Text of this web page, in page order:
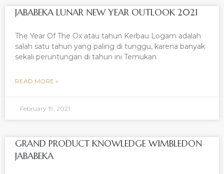
JABABEKA LUNAR NEW YEAR OUTLOOK 2021
The Year Of The Ox atau tahun Kerbau Logam adalah
salah satu tahun yang paling di tunggu, karena banyak
sekali peruntungan di tahun ini Temukan
READ MORE »
February 19, 2021
GRAND PRODUCT KNOWLEDGE WIMBLEDON
JABABEKA